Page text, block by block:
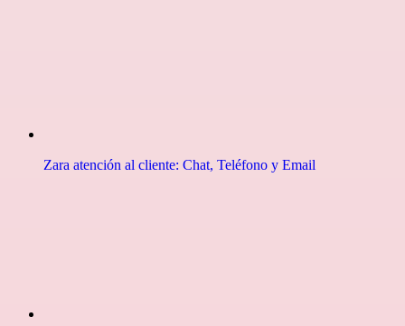
Zara atención al cliente: Chat, Teléfono y Email